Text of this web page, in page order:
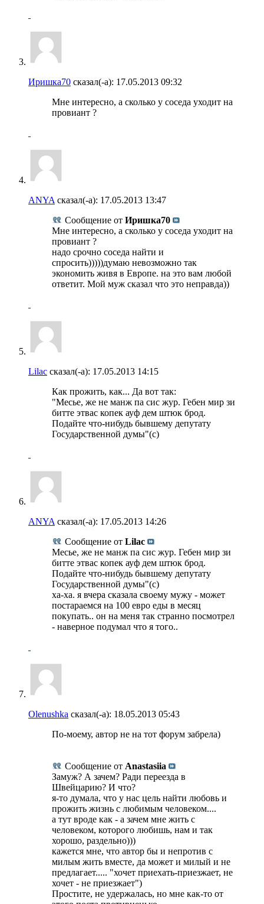
Иришка70 сказал(-а): 17.05.2013 09:32
Мне интересно, а сколько у соседа уходит на
провиант ?
ANYA сказал(-а): 17.05.2013 13:47
Сообщение от Иришка70
Мне интересно, а сколько у соседа уходит на
провиант ?
надо срочно соседа найти и
спросить)))))думаю невозможно так
экономить живя в Европе. на это вам любой
ответит. Мой муж сказал что это неправда))
Lilac сказал(-а): 17.05.2013 14:15
Как прожить, как... Да вот так:
"Месье, же не манж па сис жур. Гебен мир зи
битте этвас копек ауф дем штюк брод.
Подайте что-нибудь бывшему депутату
Государственной думы"(с)
ANYA сказал(-а): 17.05.2013 14:26
Сообщение от Lilac
Месье, же не манж па сис жур. Гебен мир зи
битте этвас копек ауф дем штюк брод.
Подайте что-нибудь бывшему депутату
Государственной думы"(с)
ха-ха. я вчера сказала своему мужу - может
постараемся на 100 евро еды в месяц
покупать.. он на меня так странно посмотрел
- наверное подумал что я того..
Olenushka сказал(-а): 18.05.2013 05:43
По-моему, автор не на тот форум забрела)
Сообщение от Anastasiia
Замуж? А зачем? Ради переезда в
Швейцарию? И что?
я-то думала, что у нас цель найти любовь и
прожить жизнь с любимым человеком....
а тут вроде как - а зачем мне жить с
человеком, которого любишь, нам и так
хорошо, раздельно)))
кажется мне, что автор бы и непротив с
милым жить вместе, да может и милый и не
предлагает..... "хочет приехать-приезжает, не
хочет - не приезжает")
Простите, не удержалась, но мне как-то от